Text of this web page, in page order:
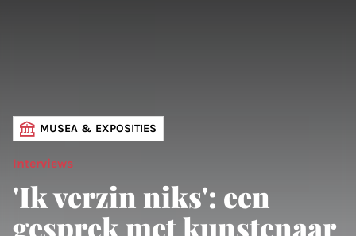
MUSEA & EXPOSITIES
Interviews
'Ik verzin niks': een
gesprek met kunstenaar